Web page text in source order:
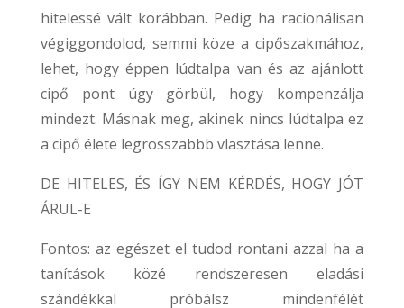
hitelessé vált korábban. Pedig ha racionálisan
végiggondolod, semmi köze a cipőszakmához,
lehet, hogy éppen lúdtalpa van és az ajánlott
cipő pont úgy görbül, hogy kompenzálja
mindezt. Másnak meg, akinek nincs lúdtalpa ez
a cipő élete legrosszabbb vlasztása lenne.
DE HITELES, ÉS ÍGY NEM KÉRDÉS, HOGY JÓT
ÁRUL-E
Fontos: az egészet el tudod rontani azzal ha a
tanítások közé rendszeresen eladási
szándékkal próbálsz mindenfélét